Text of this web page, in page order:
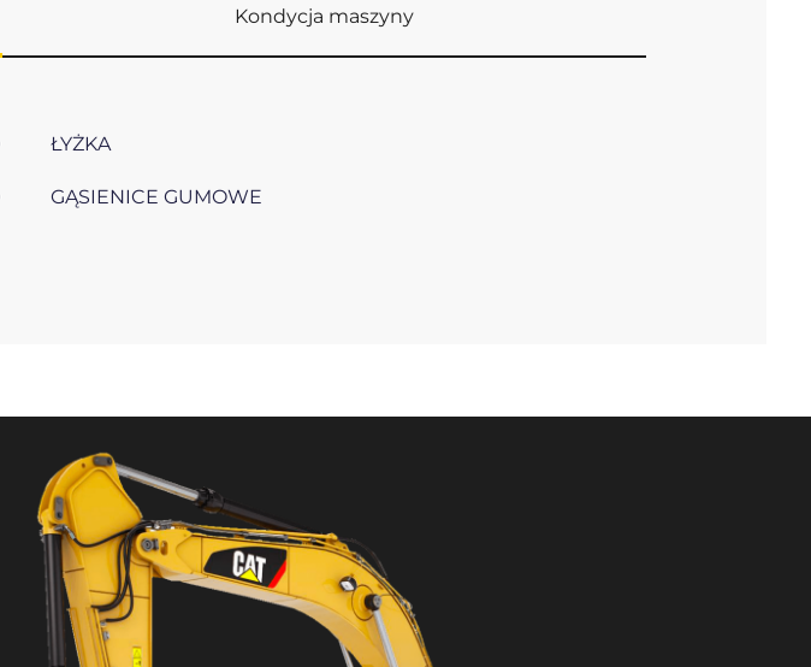
Kondycja maszyny
ŁYŻKA
GĄSIENICE GUMOWE